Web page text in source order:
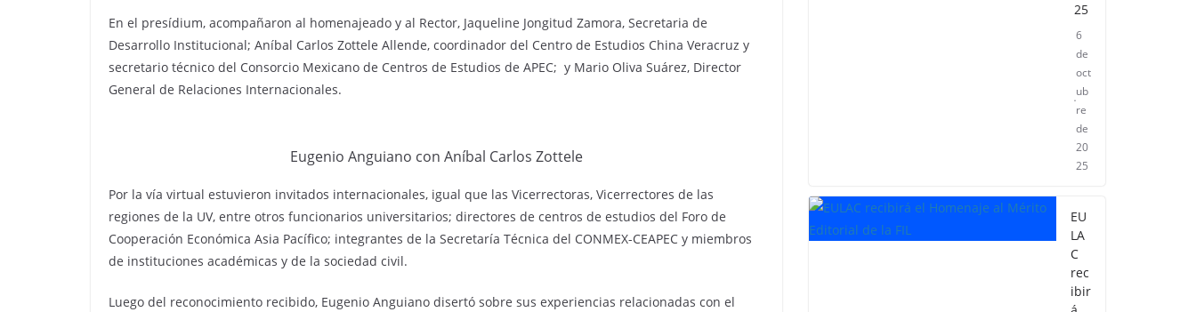
En el presídium, acompañaron al homenajeado y al Rector, Jaqueline Jongitud Zamora, Secretaria de
Desarrollo Institucional; Aníbal Carlos Zottele Allende, coordinador del Centro de Estudios China Veracruz y
secretario técnico del Consorcio Mexicano de Centros de Estudios de APEC; y Mario Oliva Suárez, Director
General de Relaciones Internacionales.
Eugenio Anguiano con Aníbal Carlos Zottele
Por la vía virtual estuvieron invitados internacionales, igual que las Vicerrectoras, Vicerrectores de las
regiones de la UV, entre otros funcionarios universitarios; directores de centros de estudios del Foro de
Cooperación Económica Asia Pacífico; integrantes de la Secretaría Técnica del CONMEX-CEAPEC y miembros
de instituciones académicas y de la sociedad civil.
Luego del reconocimiento recibido, Eugenio Anguiano disertó sobre sus experiencias relacionadas con el
25
6
de
oct
ub
re
de
20
25
EU
LA
C
rec
ibir